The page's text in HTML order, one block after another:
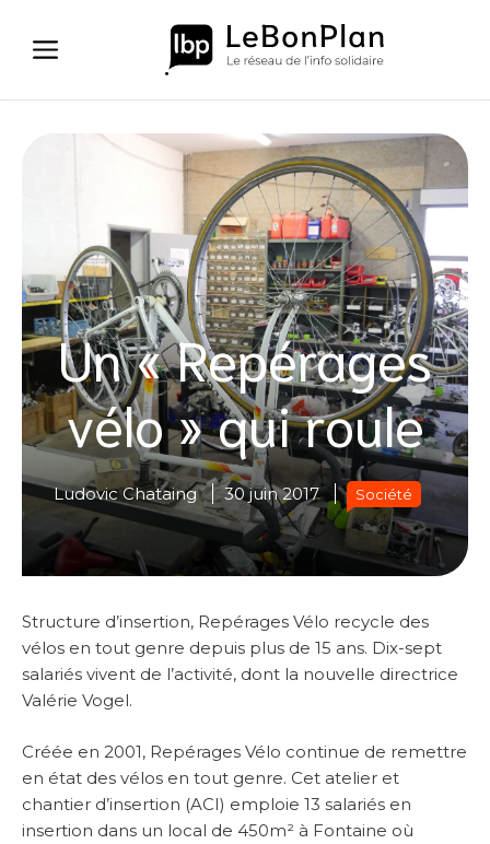
contenu
Un « Repérages
vélo » qui roule
Ludovic Chataing 30 juin 2017 Société
Structure d’insertion, Repérages Vélo recycle des
vélos en tout genre depuis plus de 15 ans. Dix-sept
salariés vivent de l’activité, dont la nouvelle directrice
Valérie Vogel.
Créée en 2001, Repérages Vélo continue de remettre
en état des vélos en tout genre. Cet atelier et
chantier d’insertion (ACI) emploie 13 salariés en
insertion dans un local de 450m² à Fontaine où